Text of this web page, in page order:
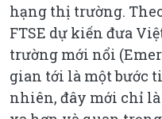
hạng thị trường.
FTSE dự kiến đưa
trường mới nổi
gian tới là một bước
nhiên, đây mới chỉ